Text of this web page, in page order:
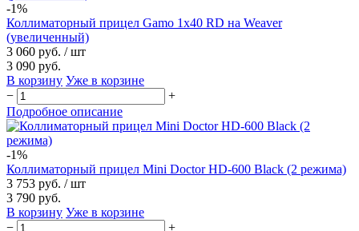
-1%
Коллиматорный прицел Gamo 1x40 RD на Weaver
(увеличенный)
3 060 руб. / шт
3 090 руб.
В корзину Уже в корзине
−
+
Подробное описание
-1%
Коллиматорный прицел Mini Doctor HD-600 Black (2 режима)
3 753 руб. / шт
3 790 руб.
В корзину Уже в корзине
−
+